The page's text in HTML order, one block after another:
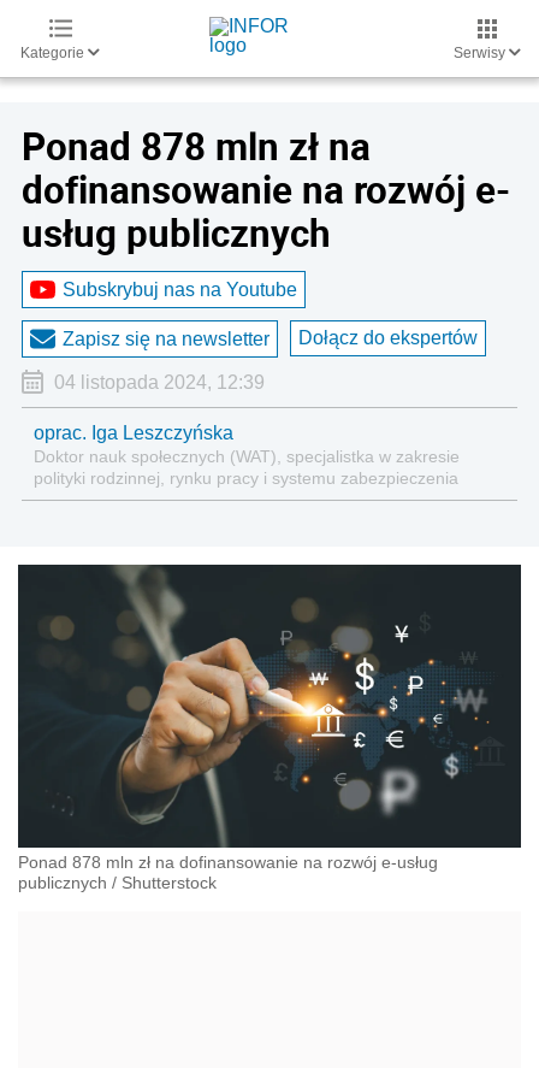
Kategorie Serwisy
Ponad 878 mln zł na
dofinansowanie na rozwój e-
usług publicznych
Subskrybuj nas na Youtube
Zapisz się na newsletter Dołącz do ekspertów
04 listopada 2024, 12:39
oprac. Iga Leszczyńska
Doktor nauk społecznych (WAT), specjalistka w zakresie
polityki rodzinnej, rynku pracy i systemu zabezpieczenia
społecznego.
Ponad 878 mln zł na dofinansowanie na rozwój e-usług
publicznych / Shutterstock